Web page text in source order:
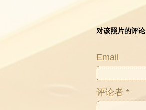
对该照片的评论
Email
评论者 *